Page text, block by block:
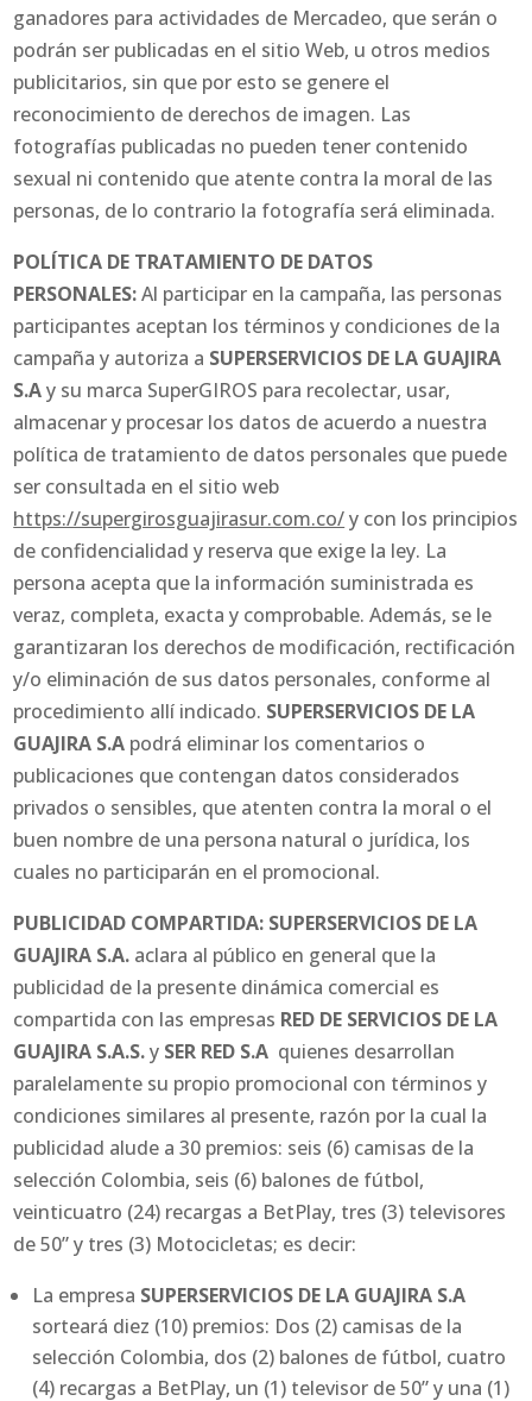
ganadores para actividades de Mercadeo, que serán o
podrán ser publicadas en el sitio Web, u otros medios
publicitarios, sin que por esto se genere el
reconocimiento de derechos de imagen. Las
fotografías publicadas no pueden tener contenido
sexual ni contenido que atente contra la moral de las
personas, de lo contrario la fotografía será eliminada.
POLÍTICA DE TRATAMIENTO DE DATOS
PERSONALES:Al participar en la campaña, las personas
participantes aceptan los términos y condiciones de la
campaña y autoriza a SUPERSERVICIOS DE LA GUAJIRA
S.Ay su marca SuperGIROS para recolectar, usar,
almacenar y procesar los datos de acuerdo a nuestra
política de tratamiento de datos personales que puede
ser consultada en el sitio web
https://supergirosguajirasur.com.co/y con los principios
de confidencialidad y reserva que exige la ley. La
persona acepta que la información suministrada es
veraz, completa, exacta y comprobable. Además, se le
garantizaran los derechos de modificación, rectificación
y/o eliminación de sus datos personales, conforme al
procedimiento allí indicado. SUPERSERVICIOS DE LA
GUAJIRA S.A podrá eliminar los comentarios o
publicaciones que contengan datos considerados
privados o sensibles, que atenten contra la moral o el
buen nombre de una persona natural o jurídica, los
cuales no participarán en el promocional.
PUBLICIDAD COMPARTIDA: SUPERSERVICIOS DE LA
GUAJIRA S.A. aclara al público en general que la
publicidad de la presente dinámica comercial es
compartida con las empresas RED DE SERVICIOS DE LA
GUAJIRA S.A.S.y SER RED S.A quienes desarrollan
paralelamente su propio promocional con términos y
condiciones similares al presente, razón por la cual la
publicidad alude a 30 premios: seis (6) camisas de la
selección Colombia, seis (6) balones de fútbol,
veinticuatro (24) recargas a BetPlay, tres (3) televisores
de 50” y tres (3) Motocicletas; es decir:
La empresa SUPERSERVICIOS DE LA GUAJIRA S.A
sorteará diez (10) premios: Dos (2) camisas de la
selección Colombia, dos (2) balones de fútbol, cuatro
(4) recargas a BetPlay, un (1) televisor de 50” y una (1)